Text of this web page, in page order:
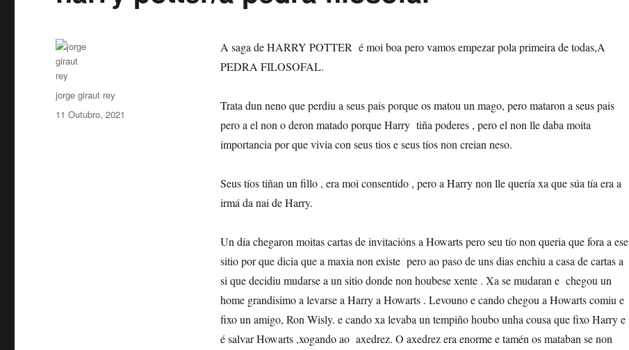
A saga de HARRY POTTER é moi boa pero vamos empezar pola primeira de todas,A
PEDRA FILOSOFAL.
Trata dun neno que perdiu a seus pais porque os matou un mago, pero mataron a seus pais
pero a el non o deron matado porque Harry tiña poderes , pero el non lle daba moita
importancia por que vivia con seus tios e seus tíos non creian neso.
Seus tíos tiñan un fillo , era moi consentido , pero a Harry non lle quería xa que súa tía era a
irmá da nai de Harry.
Un día chegaron moitas cartas de invitacións a Howarts pero seu tío non queria que fora a ese
sitio por que dicia que a maxia non existe pero ao paso de uns dias enchiu a casa de cartas a
si que decidiu mudarse a un sitio donde non houbese xente . Xa se mudaran e chegou un
home grandisimo a levarse a Harry a Howarts . Levouno e cando chegou a Howarts comiu e
fixo un amigo, Ron Wisly. e cando xa levaba un tempiño houbo unha cousa que fixo Harry e
é salvar Howarts ,xogando ao axedrez. O axedrez era enorme e tamén os mataban se non
Autor
jorge giraut rey
Publicado
11 Outubro, 2021